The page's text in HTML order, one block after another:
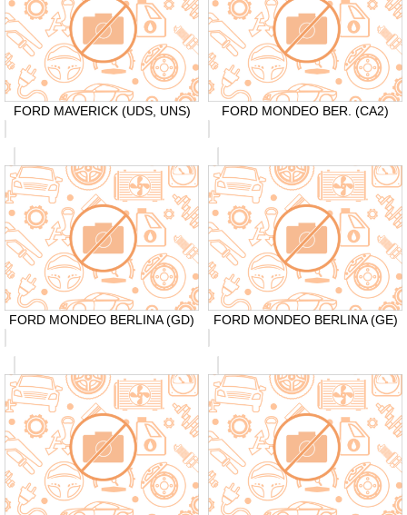
FORD MAVERICK (UDS, UNS) FORD MONDEO BER. (CA2)
FORD MONDEO BERLINA (GD) FORD MONDEO BERLINA (GE)